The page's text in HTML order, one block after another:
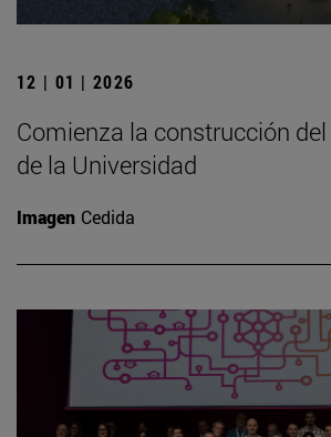
12 | 01 | 2026
Comienza la construcción
de la Universidad
Imagen Cedida